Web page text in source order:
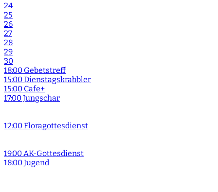
24
25
26
27
28
29
30
18:00 Gebetstreff
15:00 Dienstagskrabbler
15:00 Cafe+
17:00 Jungschar
12:00 Floragottesdienst
19:00 AK-Gottesdienst
18:00 Jugend